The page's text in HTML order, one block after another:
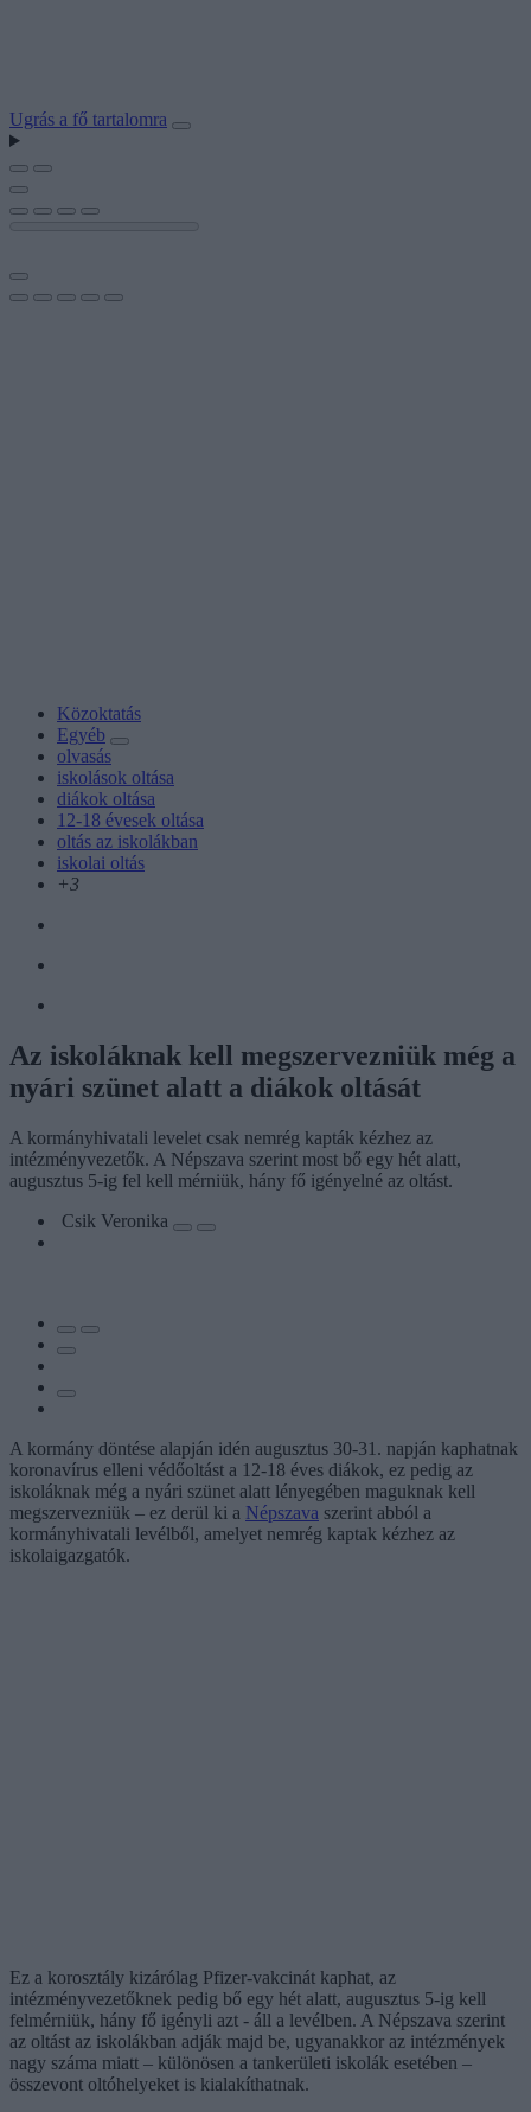
Ugrás a fő tartalomra
Közoktatás
Egyéb
olvasás
iskolások oltása
diákok oltása
12-18 évesek oltása
oltás az iskolákban
iskolai oltás
+3
Az iskoláknak kell megszervezniük még a
nyári szünet alatt a diákok oltását
A kormányhivatali levelet csak nemrég kapták kézhez az
intézményvezetők. A Népszava szerint most bő egy hét alatt,
augusztus 5-ig fel kell mérniük, hány fő igényelné az oltást.
Csik Veronika
A kormány döntése alapján idén augusztus 30-31. napján kaphatnak
koronavírus elleni védőoltást a 12-18 éves diákok, ez pedig az
iskoláknak még a nyári szünet alatt lényegében maguknak kell
megszervezniük – ez derül ki a Népszava szerint abból a
kormányhivatali levélből, amelyet nemrég kaptak kézhez az
iskolaigazgatók.
Ez a korosztály kizárólag Pfizer-vakcinát kaphat, az
intézményvezetőknek pedig bő egy hét alatt, augusztus 5-ig kell
felmérniük, hány fő igényli azt - áll a levélben. A Népszava szerint
az oltást az iskolákban adják majd be, ugyanakkor az intézmények
nagy száma miatt – különösen a tankerületi iskolák esetében –
összevont oltóhelyeket is kialakíthatnak.